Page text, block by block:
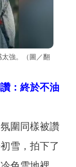
強。（圖／翻
：終於不油
圍同樣被讚
雪，拍下了